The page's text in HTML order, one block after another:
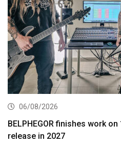
06/08/2026
BELPHEGOR finishes work
release in 2027